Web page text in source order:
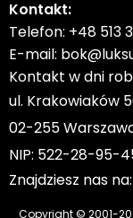
Kontakt:
Telefon: +48 513
E-mail:
Kontakt w dni
ul. Krakowiaków
02-255
NIP: 522-28-95-
Znajdziesz nas na:
Copyright © 2001-